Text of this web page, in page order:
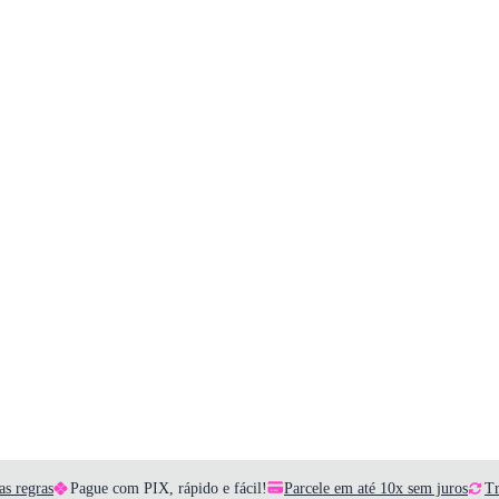
regras Pague com PIX, rápido e fácil! Parcele em até 10x sem juros